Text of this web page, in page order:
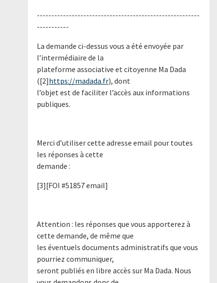
--------------------------------------------------------
-----------
La demande ci-dessus vous a été envoyée par
l’intermédiaire de la
plateforme associative et citoyenne Ma Dada
([2]https://madada.fr), dont
l’objet est de faciliter l’accès aux informations
publiques.
Merci d’utiliser cette adresse email pour toutes
les réponses à cette
demande :
[3][FOI #51857 email]
Attention : les réponses que vous apporterez à
cette demande, de même que
les éventuels documents administratifs que vous
pourriez communiquer,
seront publiés en libre accès sur Ma Dada. Nous